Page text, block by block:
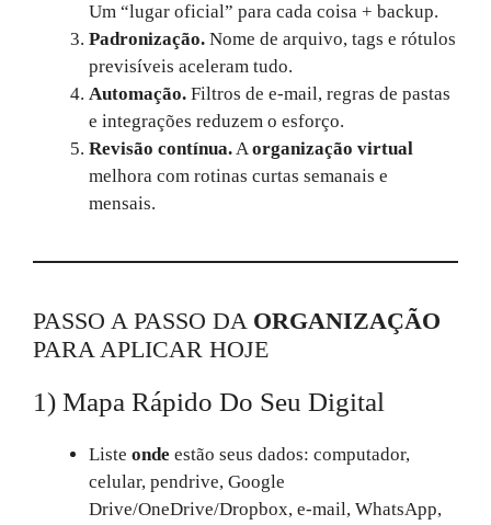
Um “lugar oficial” para cada coisa + backup.
Padronização. Nome de arquivo, tags e rótulos
previsíveis aceleram tudo.
Automação. Filtros de e-mail, regras de pastas
e integrações reduzem o esforço.
Revisão contínua.Aorganização virtual
melhora com rotinas curtas semanais e
mensais.
PASSO A PASSO DA ORGANIZAÇÃO
PARA APLICAR HOJE
1) Mapa Rápido Do Seu Digital
Liste onde estão seus dados: computador,
celular, pendrive, Google
Drive/OneDrive/Dropbox, e‑mail, WhatsApp,